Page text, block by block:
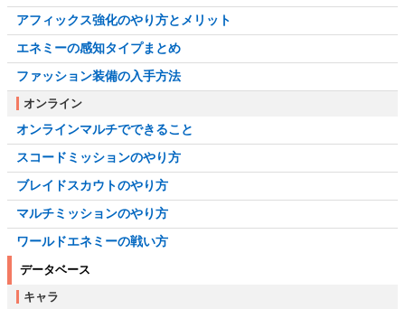
アフィックス強化のやり方とメリット
エネミーの感知タイプまとめ
ファッション装備の入手方法
オンライン
オンラインマルチでできること
スコードミッションのやり方
ブレイドスカウトのやり方
マルチミッションのやり方
ワールドエネミーの戦い方
データベース
キャラ